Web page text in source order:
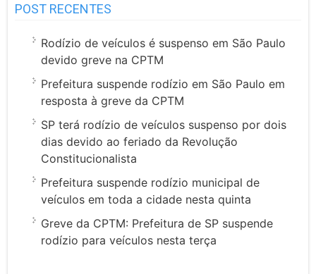
POST RECENTES
Rodízio de veículos é suspenso em São Paulo
devido greve na CPTM
Prefeitura suspende rodízio em São Paulo em
resposta à greve da CPTM
SP terá rodízio de veículos suspenso por dois
dias devido ao feriado da Revolução
Constitucionalista
Prefeitura suspende rodízio municipal de
veículos em toda a cidade nesta quinta
Greve da CPTM: Prefeitura de SP suspende
rodízio para veículos nesta terça